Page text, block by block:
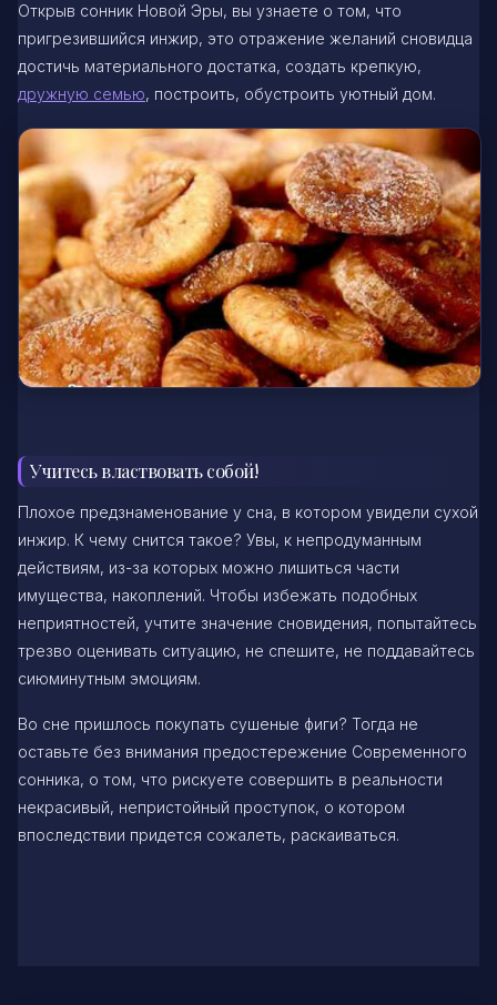
Открыв сонник Новой Эры, вы узнаете о том, что
пригрезившийся инжир, это отражение желаний сновидца
достичь материального достатка, создать крепкую,
дружную семью, построить, обустроить уютный дом.
Учитесь властвовать собой!
Плохое предзнаменование у сна, в котором увидели сухой
инжир. К чему снится такое? Увы, к непродуманным
действиям, из-за которых можно лишиться части
имущества, накоплений. Чтобы избежать подобных
неприятностей, учтите значение сновидения, попытайтесь
трезво оценивать ситуацию, не спешите, не поддавайтесь
сиюминутным эмоциям.
Во сне пришлось покупать сушеные фиги? Тогда не
оставьте без внимания предостережение Современного
сонника, о том, что рискуете совершить в реальности
некрасивый, непристойный проступок, о котором
впоследствии придется сожалеть, раскаиваться.